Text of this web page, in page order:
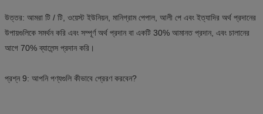
উত্তর: আমরা টি / টি, ওয়েস্ট ইউনিয়ন, মানিগ্রাম পেপাল, আলী পে এবং ইত্যাদির অর্থ প্রদানের
উপায়গুলিকে সমর্থন করি এবং সম্পূর্ণ অর্থ প্রদান বা একটি 30% আমানত প্রদান, এবং চালানের
আগে 70% ব্যালেন্স প্রদান করি।
প্রশ্ন 9: আপনি পণ্যগুলি কীভাবে প্রেরণ করবেন?